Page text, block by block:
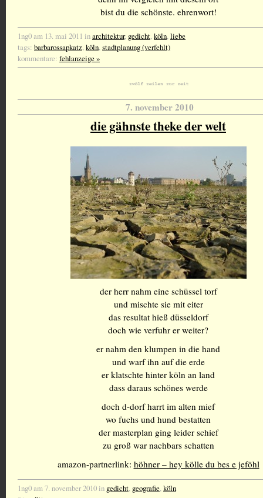
bist du die schönste. ehrenwort!
1ng0 am 13. mai 2011 inarchitektur, gedicht,köln,liebe
tags: barbarossapkatz,köln,stadtplanung (verfehlt)
kommentare: fehlanzeige »
7. november 2010
die gähnste theke der welt
der herr nahm eine schüssel torf
und mischte sie mit eiter
das resultat hieß düsseldorf
doch wie verfuhr er weiter?
er nahm den klumpen in die hand
und warf ihn auf die erde
er klatschte hinter köln an land
dass daraus schönes werde
doch d-dorf harrt im alten mief
wo fuchs und hund bestatten
der masterplan ging leider schief
zu groß war nachbars schatten
amazon-partnerlink: höhner – hey kölle du bes e jeföhl
1ng0 am 7. november 2010 in gedicht, geografie,köln